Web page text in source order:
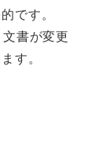
です。
書が変更
す。